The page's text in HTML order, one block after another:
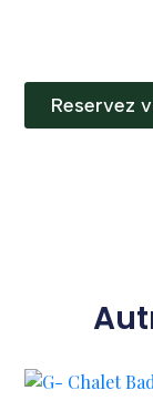
Reservez